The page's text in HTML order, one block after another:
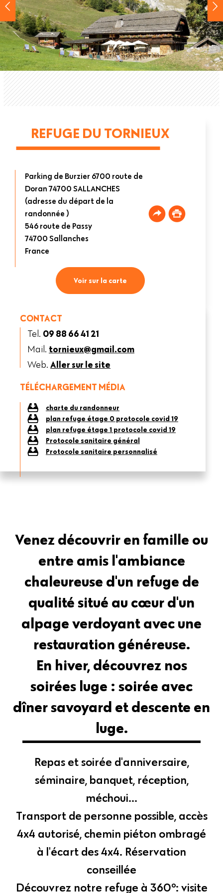
REFUGE DU TORNIEUX
Parking de Burzier 6700 route de
Doran 74700 SALLANCHES
(adresse du départ de la
randonnée )
546 route de Passy
74700 Sallanches
France
Voir sur la carte
CONTACT
Tel. 09 88 66 41 21
Mail. tornieux@gmail.com
Web. Aller sur le site
TÉLÉCHARGEMENT MÉDIA
charte du randonneur
plan refuge étage 0 protocole covid 19
plan refuge étage 1 protocole covid 19
Protocole sanitaire général
Protocole sanitaire personnalisé
Venez découvrir en famille ou
entre amis l'ambiance
chaleureuse d'un refuge de
qualité situé au cœur d'un
alpage verdoyant avec une
restauration généreuse.
En hiver, découvrez nos
soirées luge : soirée avec
dîner savoyard et descente en
luge.
Repas et soirée d'anniversaire,
séminaire, banquet, réception,
méchoui...
Transport de personne possible, accès
4x4 autorisé, chemin piéton ombragé
à l'écart des 4x4. Réservation
conseillée
Découvrez notre refuge à 360°: visite